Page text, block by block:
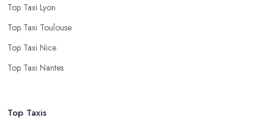
Top Taxi Lyon
Top Taxi Toulouse
Top Taxi Nice
Top Taxi Nantes
Top Taxis